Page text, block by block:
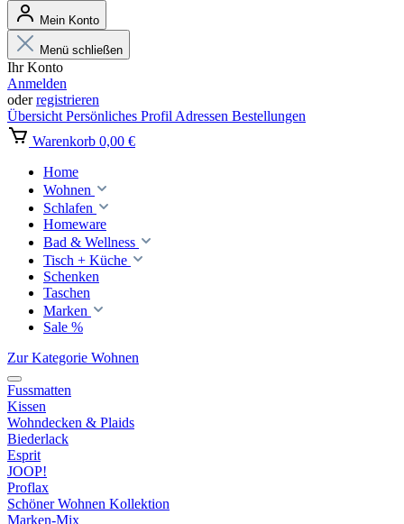
Mein Konto
Menü schließen
Ihr Konto
Anmelden
oderregistrieren
Übersicht Persönliches Profil Adressen Bestellungen
Warenkorb 0,00 €
Home
Wohnen
Schlafen
Homeware
Bad & Wellness
Tisch + Küche
Schenken
Taschen
Marken
Sale %
Zur Kategorie Wohnen
Fussmatten
Kissen
Wohndecken & Plaids
Biederlack
Esprit
JOOP!
Proflax
Schöner Wohnen Kollektion
Marken-Mix